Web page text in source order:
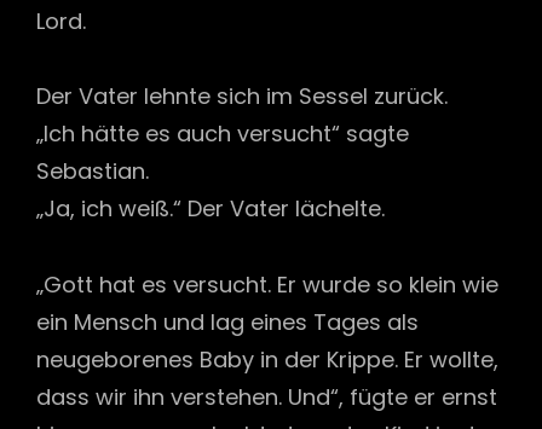
Lord.
Der Vater lehnte sich im Sessel zurück.
„Ich hätte es auch versucht“ sagte
Sebastian.
„Ja, ich weiß.“ Der Vater lächelte.
„Gott hat es versucht. Er wurde so klein wie
ein Mensch und lag eines Tages als
neugeborenes Baby in der Krippe. Er wollte,
dass wir ihn verstehen. Und“, fügte er ernst